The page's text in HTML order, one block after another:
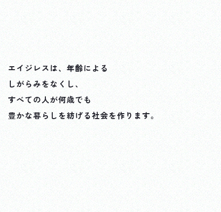
エイジレスは、年齢による
しがらみをなくし、
すべての人が何歳でも
豊かな暮らしを紡げる社会を作ります。